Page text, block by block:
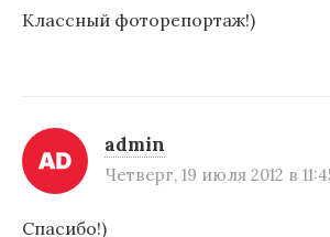
Классный фоторепортаж!)
admin
Четверг, 19 июля 2012 в
Спасибо!)